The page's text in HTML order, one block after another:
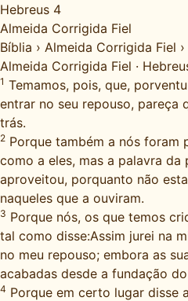
Hebreus 4
Almeida Corrigida Fiel
Bíblia › Almeida Corrigida Fiel ›
Almeida Corrigida Fiel ·
1 Temamos, pois, que,
entrar no seu repouso, pareça
trás.
2 Porque também a nós foram
como a eles, mas a palavra da
aproveitou, porquanto não
naqueles que a ouviram.
3 Porque nós, os que temos
tal como disse:Assim jurei na
no meu repouso; embora as
acabadas desde a fundação
4 Porque em certo lugar disse